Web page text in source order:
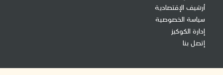
أرشيف الإقتصادية
سياسة الخصوصية
إدارة الكوكيز
إتصل بنا